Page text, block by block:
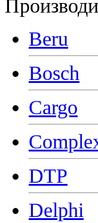
Beru
Bosch
Cargo
DTP
Delphi